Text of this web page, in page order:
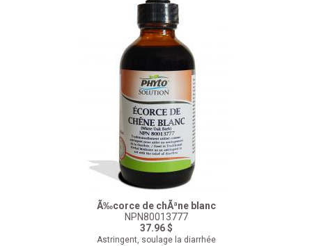
Ã‰corce de chÃªne blanc
NPN80013777
37.96 $
Astringent, soulage la diarrhée